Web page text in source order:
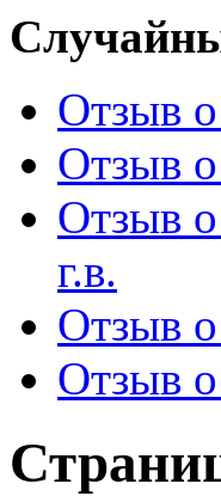
Отзыв
Отзыв
Отзыв
г.в.
Отзыв
Отзыв